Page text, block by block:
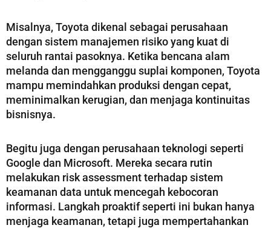
Misalnya, Toyota dikenal sebagai perusahaan
dengan sistem manajemen risiko yang kuat di
seluruh rantai pasoknya. Ketika bencana alam
melanda dan mengganggu suplai komponen, Toyota
mampu memindahkan produksi dengan cepat,
meminimalkan kerugian, dan menjaga kontinuitas
bisnisnya.
Begitu juga dengan perusahaan teknologi seperti
Google dan Microsoft. Mereka secara rutin
melakukan risk assessment terhadap sistem
keamanan data untuk mencegah kebocoran
informasi. Langkah proaktif seperti ini bukan hanya
menjaga keamanan, tetapi juga mempertahankan